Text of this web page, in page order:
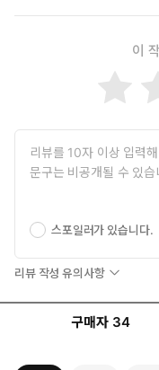
이
스포일러가 있습니다.
리뷰 작성 유의사항
구매자 34